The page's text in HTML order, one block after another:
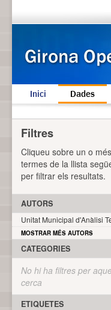
Inici Dades
Filtres
Cliqueu sobre un o més
termes de la llista
per filtrar els resultats.
AUTORS
Unitat Municipal d'Anàlisi
MOSTRAR MÉS AUTORS
CATEGORIES
No hi ha filtres per
cerca
ETIQUETES